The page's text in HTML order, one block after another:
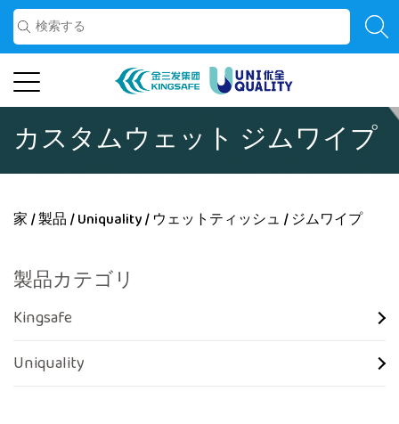
カスタムウェット ジムワイプ
家 /製品 /Uniquality/ ウェットティッシュ / ジムワイプ
製品カテゴリ
Kingsafe
Uniquality